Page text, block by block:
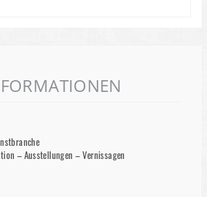
– Ausstellungen – Vernissagen